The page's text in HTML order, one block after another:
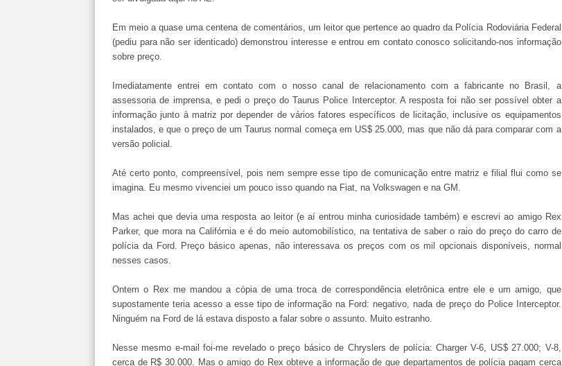
Em meio a quase uma centena de comentários, um leitor que pertence ao quadro da Polícia Rodoviária Federal
(pediu para não ser identicado) demonstrou interesse e entrou em contato conosco solicitando-nos informação
sobre preço.
Imediatamente entrei em contato com o nosso canal de relacionamento com a fabricante no Brasil, a
assessoria de imprensa, e pedi o preço do Taurus Police Interceptor. A resposta foi não ser possível obter a
informação junto à matriz por depender de vários fatores específicos de licitação, inclusive os equipamentos
instalados, e que o preço de um Taurus normal começa em US$ 25.000, mas que não dá para comparar com a
versão policial.
Até certo ponto, compreensível, pois nem sempre esse tipo de comunicação entre matriz e filial flui como se
imagina. Eu mesmo vivenciei um pouco isso quando na Fiat, na Volkswagen e na GM.
Mas achei que devia uma resposta ao leitor (e aí entrou minha curiosidade também) e escrevi ao amigo Rex
Parker, que mora na Califórnia e é do meio automobilístico, na tentativa de saber o raio do preço do carro de
polícia da Ford. Preço básico apenas, não interessava os preços com os mil opcionais disponíveis, normal
nesses casos.
Ontem o Rex me mandou a cópia de uma troca de correspondência eletrônica entre ele e um amigo, que
supostamente teria acesso a esse tipo de informação na Ford: negativo, nada de preço do Police Interceptor.
Ninguém na Ford de lá estava disposto a falar sobre o assunto. Muito estranho.
Nesse mesmo e-mail foi-me revelado o preço básico de Chryslers de polícia: Charger V-6, US$ 27.000; V-8,
cerca de R$ 30.000. Mas o amigo do Rex obteve a informação de que departamentos de polícia pagam cerca